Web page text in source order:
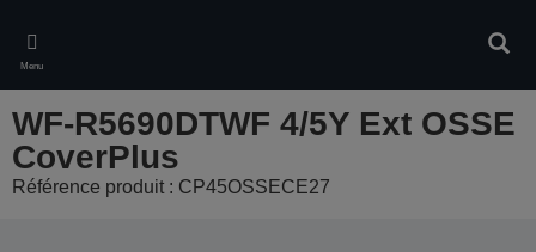
main
content
Menu
WF-R5690DTWF 4/5Y Ext OSSE
CoverPlus
Référence produit : CP45OSSECE27